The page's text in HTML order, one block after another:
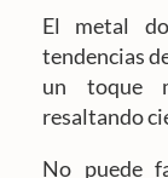
El metal
tendencias
un toque
resaltando
No puede